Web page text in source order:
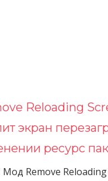
Reloading
экран
ресурс
Remove Reloading